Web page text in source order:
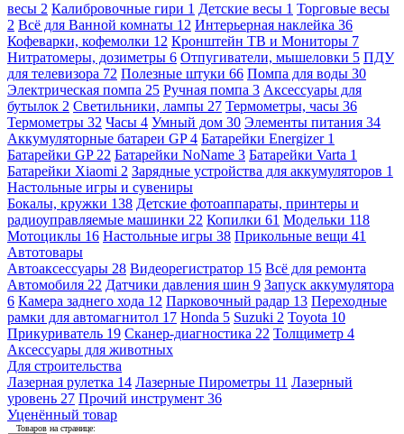
весы 2 Калибровочные гири 1 Детские весы 1 Торговые весы
2 Всё для Ванной комнаты 12 Интерьерная наклейка 36
Кофеварки, кофемолки 12 Кронштейн ТВ и Мониторы 7
Нитратомеры, дозиметры 6 Отпугиватели, мышеловки 5 ПДУ
для телевизора 72 Полезные штуки 66 Помпа для воды 30
Электрическая помпа 25 Ручная помпа 3 Аксессуары для
бутылок 2 Светильники, лампы 27 Термометры, часы 36
Термометры 32 Часы 4 Умный дом 30 Элементы питания 34
Аккумуляторные батареи GP4 Батарейки Energizer 1
Батарейки GP 22 Батарейки NoName 3 Батарейки Varta 1
Батарейки Xiaomi 2 Зарядные устройства для аккумуляторов 1
Настольные игры и сувениры
Бокалы, кружки 138 Детские фотоаппараты, принтеры и
радиоуправляемые машинки 22 Копилки 61 Модельки 118
Мотоциклы 16 Настольные игры 38 Прикольные вещи 41
Автотовары
Автоаксессуары 28 Видеорегистратор 15 Всё для ремонта
Автомобиля 22 Датчики давления шин 9 Запуск аккумулятора
6 Камера заднего хода 12 Парковочный радар 13 Переходные
рамки для автомагнитол 17 Honda 5 Suzuki 2 Toyota 10
Прикуриватель 19 Сканер-диагностика 22 Толщиметр 4
Аксессуары для животных
Для строительства
Лазерная рулетка 14 Лазерные Пирометры 11 Лазерный
уровень 27 Прочий инструмент 36
Уценённый товар
Товаров на странице: